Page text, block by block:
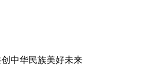
中华民族美好未来